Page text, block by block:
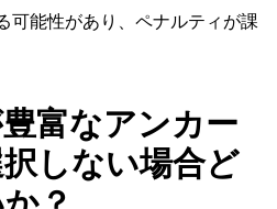
可能性があり、ペナルティが課
富なアンカー
しない場合ど